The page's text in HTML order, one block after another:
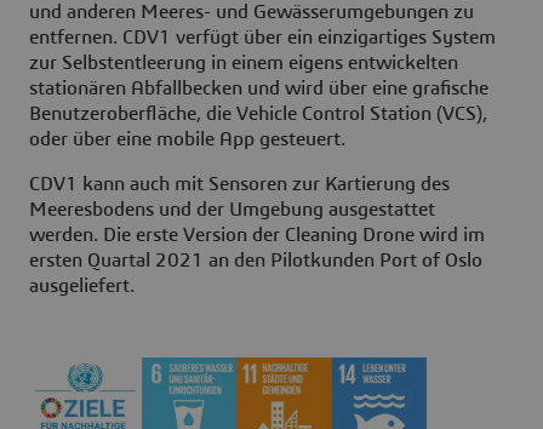
und anderen Meeres- und Gewässerumgebungen zu
entfernen. CDV1 verfügt über ein einzigartiges System
zur Selbstentleerung in einem eigens entwickelten
stationären Abfallbecken und wird über eine grafische
Benutzeroberfläche, die Vehicle Control Station (VCS),
oder über eine mobile App gesteuert.
CDV1 kann auch mit Sensoren zur Kartierung des
Meeresbodens und der Umgebung ausgestattet
werden. Die erste Version der Cleaning Drone wird im
ersten Quartal 2021 an den Pilotkunden Port of Oslo
ausgeliefert.